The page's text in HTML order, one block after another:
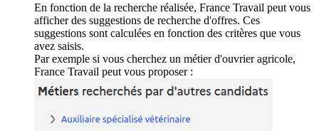
En fonction de la recherche réalisée, France Travail peut vous
afficher des suggestions de recherche d'offres. Ces
suggestions sont calculées en fonction des critères que vous
avez saisis.
Par exemple si vous cherchez un métier d'ouvrier agricole,
France Travail peut vous proposer :